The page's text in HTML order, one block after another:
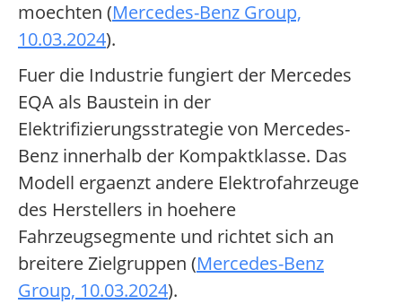
moechten (Mercedes-Benz Group,
10.03.2024).
Fuer die Industrie fungiert der Mercedes
EQA als Baustein in der
Elektrifizierungsstrategie von Mercedes-
Benz innerhalb der Kompaktklasse. Das
Modell ergaenzt andere Elektrofahrzeuge
des Herstellers in hoehere
Fahrzeugsegmente und richtet sich an
breitere Zielgruppen (Mercedes-Benz
Group, 10.03.2024).